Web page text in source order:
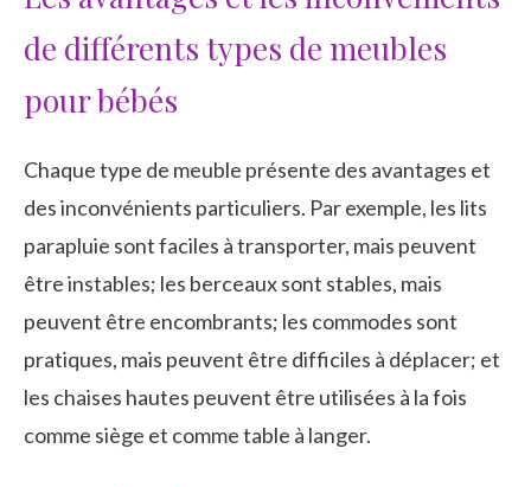
de différents types de meubles
pour bébés
Chaque type de meuble présente des avantages et
des inconvénients particuliers. Par exemple, les lits
parapluie sont faciles à transporter, mais peuvent
être instables; les berceaux sont stables, mais
peuvent être encombrants; les commodes sont
pratiques, mais peuvent être difficiles à déplacer; et
les chaises hautes peuvent être utilisées à la fois
comme siège et comme table à langer.